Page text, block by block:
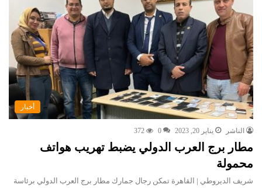
أخبار
الناشر يناير 20, 2023 0
372
مطار برج العرب الدولي يضبط تهريب هواتف
محمولة
شريف الديروطي | القاهرة تمكن رجال جمارك مطار برج العرب الدولي برئاسة